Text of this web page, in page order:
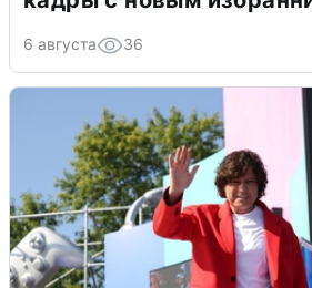
6 августа 36